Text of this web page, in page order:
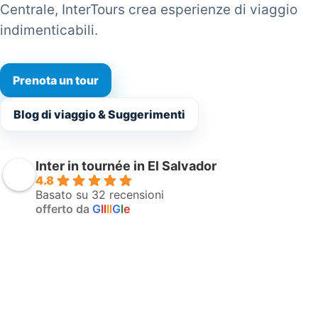
Centrale, InterTours crea esperienze di viaggio
indimenticabili.
Prenota un tour
Blog di viaggio & Suggerimenti
Inter in tournée in El Salvador
4.8
Basato su 32 recensioni
offerto da GIlIlGle